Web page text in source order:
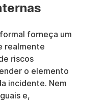
forneça um
realmente
riscos
o elemento
incidente. Nem
e,